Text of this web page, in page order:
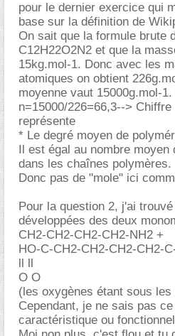
pour le dernier exercice qui
base sur la définition de
On sait que la formule brute
C12H22O2N2 et que la
15kg.mol-1. Donc avec les
atomiques on obtient
moyenne vaut 15000g.mol-
n=15000/226=66,3-->
représente
* Le degré moyen de
Il est égal au nombre moyen
dans les chaînes polymères.
Donc pas de "mole" ici
Pour la question 2, j'ai
développées des deux
CH2-CH2-CH2-CH2-NH2 +
HO-C-CH2-CH2-CH2-CH2-
ll ll
O O
(les oxygènes étant sous les
Cependant, je ne sais pas
caractéristique ou